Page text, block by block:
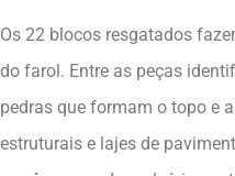
Os 22 blocos resgatados
do farol. Entre as peças
pedras que formam o topo e
estruturais e lajes de